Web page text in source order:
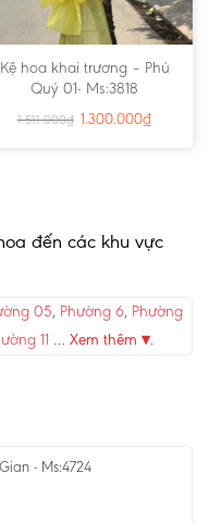
Kệ hoa khai trương – Phú
Quý 01- Ms:3818
1.511.000₫ 1.300.000₫
đến các khu vực
05, Phường 6, Phường
11 … Xem thêm ▾.
- Ms:4724